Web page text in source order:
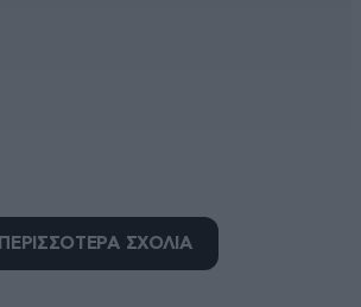
ΠΕΡΙΣΣΟΤΕΡΑ ΣΧΟΛΙΑ